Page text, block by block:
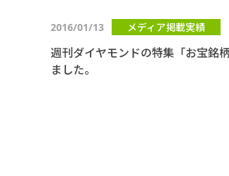
2016/01/13 メディア掲載実績
週刊ダイヤモンドの特集「お宝銘
ました。